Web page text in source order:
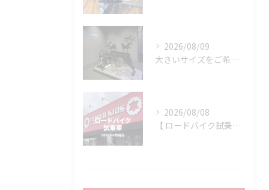
2026/08/09
大きいサイズをご希望のお客様へ
2026/08/08
【 ロードバイク試乗車 】※2026年8月現在